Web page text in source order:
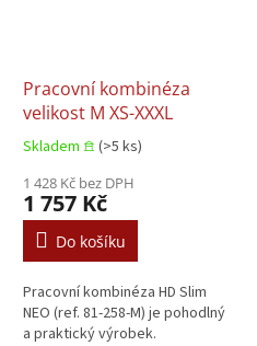
Pracovní kombinéza
velikost M XS-XXXL
Skladem 𖠿 (>5 ks)
1 428 Kč bez DPH
1 757 Kč
Do košíku
Pracovní kombinéza HD Slim
NEO (ref. 81-258-M) je pohodlný
a praktický výrobek.